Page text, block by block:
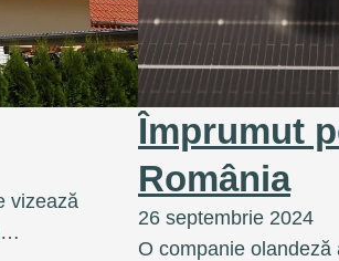
vizează
Împrumut
România
26 septembrie 2024
O companie